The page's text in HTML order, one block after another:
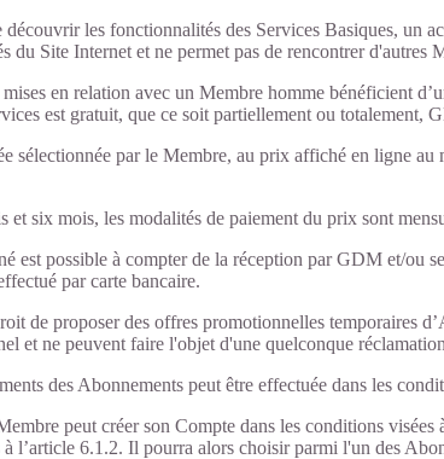
les fonctionnalités des Services Basiques, un
du Site Internet et ne permet pas de rencontrer d'autres
en relation avec un Membre homme bénéficient
est gratuit, que ce soit partiellement ou
sélectionnée par le Membre, au prix affiché en ligne
et six mois, les modalités de paiement du prix sont
est possible à compter de la réception par GDM et/
par carte bancaire.
de proposer des offres promotionnelles temporaires
et ne peuvent faire l'objet d'une quelconque
des Abonnements peut être effectuée dans les
peut créer son Compte dans les conditions
l’article 6.1.2. Il pourra alors choisir parmi l'un des